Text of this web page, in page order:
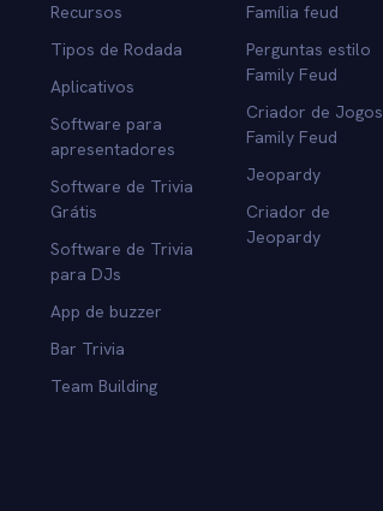
Recursos
Tipos de Rodada
Aplicativos
Software para
apresentadores
Software de Trivia
Grátis
Software de Trivia
para DJs
App de buzzer
Bar Trivia
Team Building
Família feud
Perguntas estilo
Family Feud
Criador de Jogos
Family Feud
Jeopardy
Criador de
Jeopardy